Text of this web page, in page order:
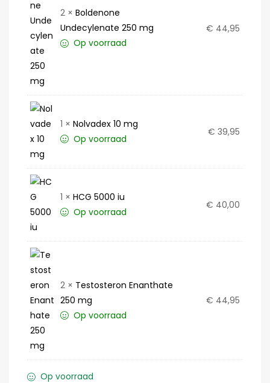
2 × Boldenone
Undecylenate 250 mg
Op voorraad
€ 44,95
1 × Nolvadex 10 mg
Op voorraad
€ 39,95
1 × HCG 5000 iu
Op voorraad
€ 40,00
2 × Testosteron Enanthate
250 mg
Op voorraad
€ 44,95
Op voorraad